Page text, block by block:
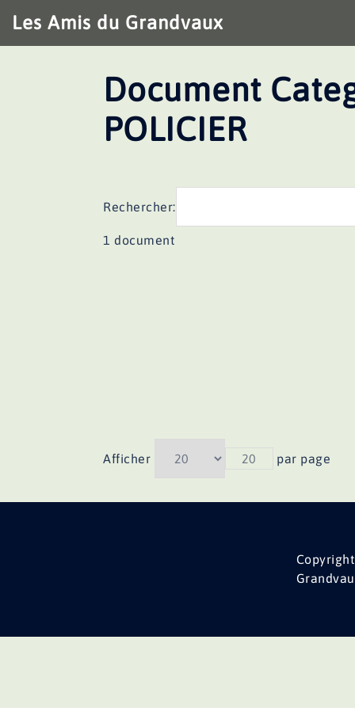
au
contenu
Les Amis du Grandvaux
Document
POLICIER
Rechercher:
1 document
Afficher 20 par page